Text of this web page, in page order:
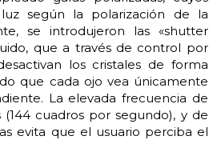
según la polarización de la
se introdujeron las «shutter
que a través de control por
los cristales de forma
que cada ojo vea únicamente
La elevada frecuencia de
cuadros por segundo), y de
evita que el usuario perciba el